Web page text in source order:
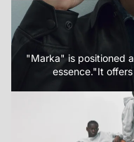
"Marka" is positioned
essence."It